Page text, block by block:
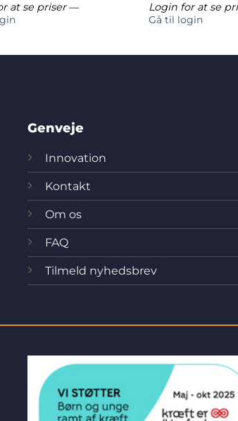
at se priser—
Login for at se
Gå til login
Genveje
Innovation
Kontakt
Om os
FAQ
Tilmeld nyhedsbrev